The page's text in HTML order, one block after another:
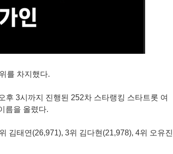
를 차지했다.
후 3시까지 진행된 252차 스타랭킹 스타트롯 여
름을 올렸다.
김태연(26,971), 3위 김다현(21,978), 4위 오유진